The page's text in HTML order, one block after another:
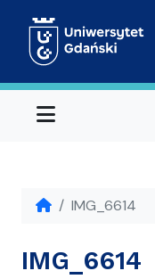
Menu
IMG_6614
IMG_6614